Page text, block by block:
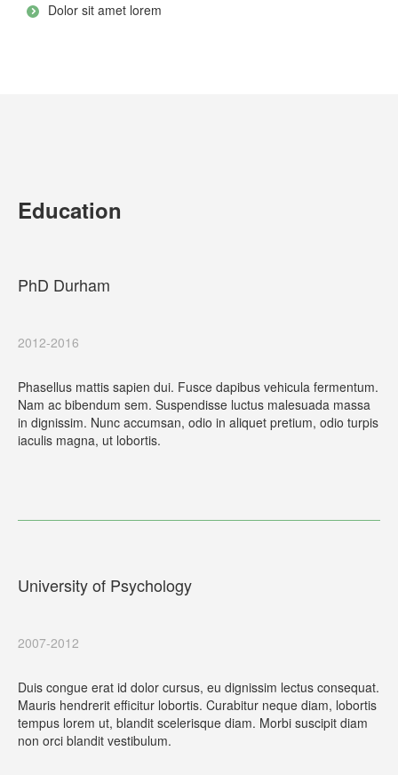
Dolor sit amet lorem
Education
PhD Durham
2012-2016
Phasellus mattis sapien dui. Fusce dapibus vehicula fermentum.
Nam ac bibendum sem. Suspendisse luctus malesuada massa
in dignissim. Nunc accumsan, odio in aliquet pretium, odio turpis
iaculis magna, ut lobortis.
University of Psychology
2007-2012
Duis congue erat id dolor cursus, eu dignissim lectus consequat.
Mauris hendrerit efficitur lobortis. Curabitur neque diam, lobortis
tempus lorem ut, blandit scelerisque diam. Morbi suscipit diam
non orci blandit vestibulum.